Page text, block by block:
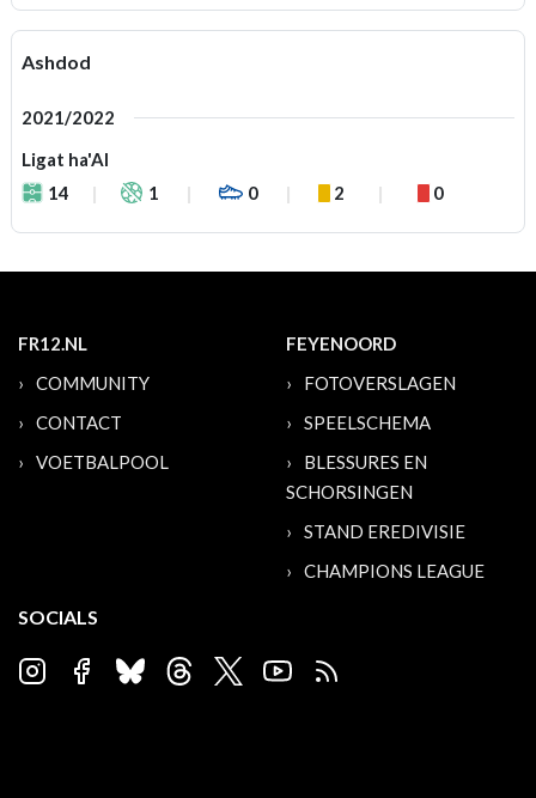
Ashdod
2021/2022
Ligat ha'Al
14
1 0 2 0
FR12.NL
COMMUNITY
CONTACT
VOETBALPOOL
FEYENOORD
FOTOVERSLAGEN
SPEELSCHEMA
BLESSURES EN
SCHORSINGEN
STAND EREDIVISIE
CHAMPIONS LEAGUE
SOCIALS